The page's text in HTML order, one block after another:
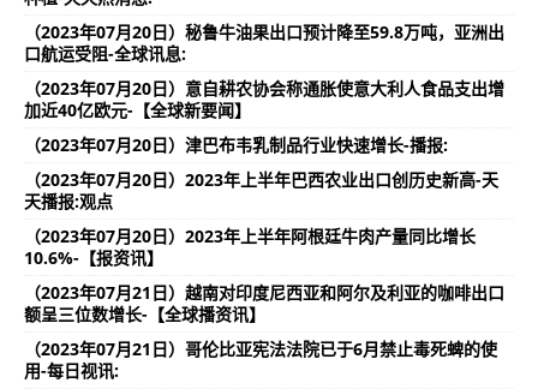
（2023年07月20日）秘鲁牛油果出口预计降至59.8万吨，亚洲出
口航运受阻-全球讯息:
（2023年07月20日）意自耕农协会称通胀使意大利人食品支出增
加近40亿欧元-【全球新要闻】
（2023年07月20日）津巴布韦乳制品行业快速增长-播报:
（2023年07月20日）2023年上半年巴西农业出口创历史新高-天
天播报:观点
（2023年07月20日）2023年上半年阿根廷牛肉产量同比增长
10.6%-【报资讯】
（2023年07月21日）越南对印度尼西亚和阿尔及利亚的咖啡出口
额呈三位数增长-【全球播资讯】
（2023年07月21日）哥伦比亚宪法法院已于6月禁止毒死蜱的使
用-每日视讯: